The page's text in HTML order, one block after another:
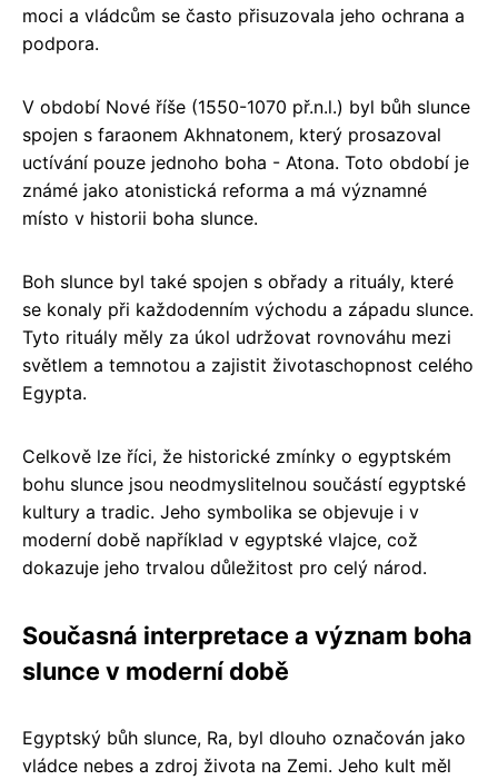
moci a vládcům se často přisuzovala jeho ochrana a
podpora.
V období Nové říše (1550-1070 př.n.l.) byl bůh slunce
spojen s faraonem Akhnatonem, který prosazoval
uctívání pouze jednoho boha - Atona. Toto období je
známé jako atonistická reforma a má významné
místo v historii boha slunce.
Boh slunce byl také spojen s obřady a rituály, které
se konaly při každodenním východu a západu slunce.
Tyto rituály měly za úkol udržovat rovnováhu mezi
světlem a temnotou a zajistit životaschopnost celého
Egypta.
Celkově lze říci, že historické zmínky o egyptském
bohu slunce jsou neodmyslitelnou součástí egyptské
kultury a tradic. Jeho symbolika se objevuje i v
moderní době například v egyptské vlajce, což
dokazuje jeho trvalou důležitost pro celý národ.
Současná interpretace a význam boha
slunce v moderní době
Egyptský bůh slunce, Ra, byl dlouho označován jako
vládce nebes a zdroj života na Zemi. Jeho kult měl